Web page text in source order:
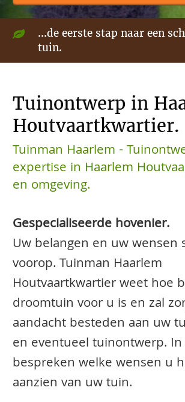
...de eerste stap naar een
tuin.
Tuinontwerp in
Houtvaartkwartier.
Tuinman Haarlem -
expertise in Haarlem
en omgeving.
Gespecialiseerde hovenier.
Uw belangen en uw wensen
voorop. Tuinman Haarlem
Houtvaartkwartier weet hoe
droomtuin voor u is en zal
aandacht besteden aan uw
en eventueel tuinontwerp.
bespreken welke wensen u
aanzien van uw tuin.